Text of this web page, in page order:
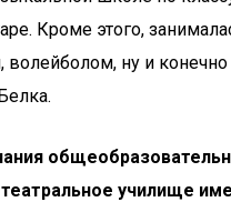
Кроме этого,
волейболом, ну и
театральное училище